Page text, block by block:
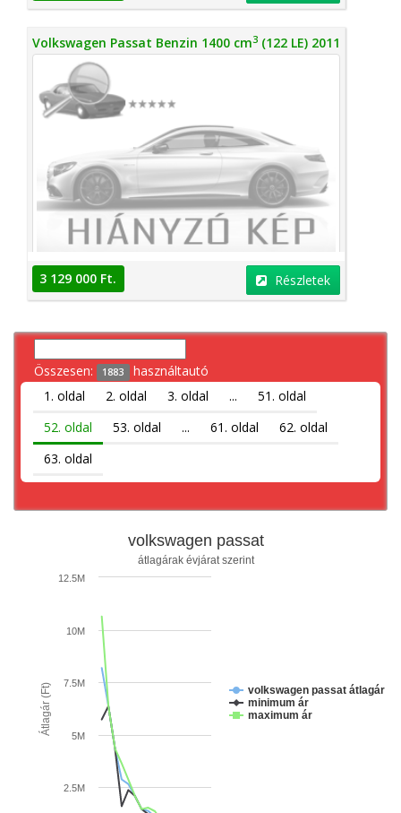
Volkswagen Passat Benzin 1400 cm3 (122 LE) 2011
3 129 000 Ft. Részletek
Összesen: 1883 használtautó
1. oldal
2. oldal 3. oldal ...
51. oldal
52. oldal
53. oldal ... 61. oldal
62. oldal
63. oldal
Átlagár (Ft)
volkswagen passat
átlagárak évjárat szerint
volkswagen passat átlagár
minimum ár
maximum ár
2.5M
5M
7.5M
10M
12.5M